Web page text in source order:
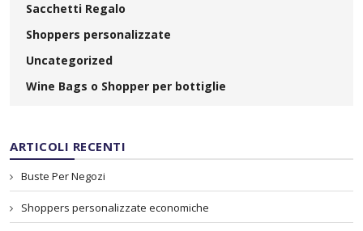
Sacchetti Regalo
Shoppers personalizzate
Uncategorized
Wine Bags o Shopper per bottiglie
ARTICOLI RECENTI
Buste Per Negozi
Shoppers personalizzate economiche